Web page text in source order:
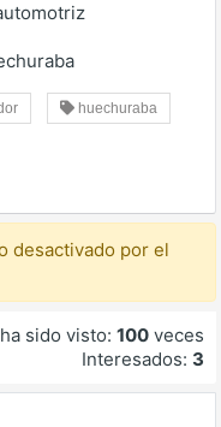
huechuraba
desactivado por el
sido visto: 100 veces
Interesados: 3